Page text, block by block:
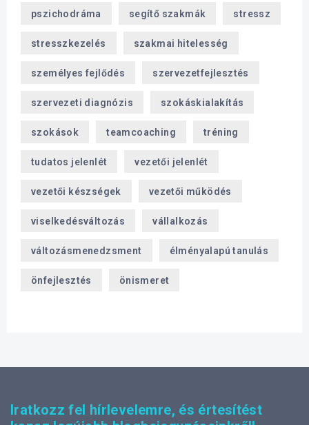
pszichodráma segítő szakmák stressz
stresszkezelés szakmai hitelesség
személyes fejlődés szervezetfejlesztés
szervezeti diagnózis szokáskialakítás
szokások teamcoaching tréning
tudatos jelenlét vezetői jelenlét
vezetői készségek vezetői működés
viselkedésváltozás vállalkozás
változásmenedzsment élményalapú tanulás
önfejlesztés önismeret
Iratkozz fel hírlevelemre, és értesítést